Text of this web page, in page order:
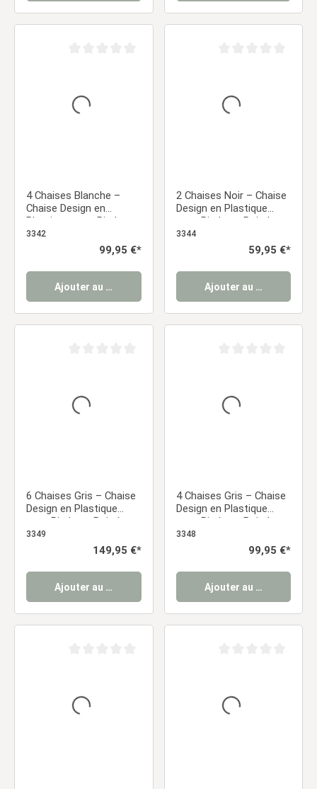
4 Chaises Blanche –
Chaise Design en
Plastique avec Pieds en
Bois | Chaises de Salle à
Manger Moderne
3342
Prix régulier :
99,95 €*
Ajouter au panier
2 Chaises Noir – Chaise
Design en Plastique
avec Pieds en Bois |
Chaises de Salle à
Manger Moderne
3344
Prix régulier :
59,95 €*
Ajouter au panier
6 Chaises Gris – Chaise
Design en Plastique
avec Pieds en Bois |
Chaises de Salle à
Manger Moderne
3349
Prix régulier :
149,95 €*
Ajouter au panier
4 Chaises Gris – Chaise
Design en Plastique
avec Pieds en Bois |
Chaises de Salle à
Manger Moderne
3348
Prix régulier :
99,95 €*
Ajouter au panier